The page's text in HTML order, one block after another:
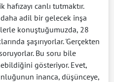
canlı tutmaktır.
adil bir gelecek inşa
konuştuğumuzda, 28
şaşırıyorlar. 'Gerçekten
Bu soru bile
gösteriyor. Evet,
inanca, düşünceye,